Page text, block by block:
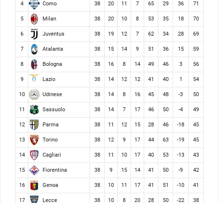
4 Como 38 20 11 7 65 29 36 71
5 Milan 38 20 10 8 53 35 18 70
6 Juventus 38 19 12 7 62 34 28 69
7 Atalanta 38 15 14 9 51 36 15 59
8 Bologna 38 16 8 14 49 46 3 56
9 Lazio 38 14 12 12 41 40 1 54
10 Udinese 38 14 8 16 45 48 -3 50
11 Sassuolo 38 14 7 17 46 50 -4 49
12 Parma 38 11 12 15 28 46 -18 45
13 Torino 38 12 9 17 44 63 -19 45
14 Cagliari 38 11 10 17 40 53 -13 43
15 Fiorentina 38 9 15 14 41 50 -9 42
16 Genoa 38 10 11 17 41 51 -10 41
17 Lecce 38 10 8 20 28 50 -22 38